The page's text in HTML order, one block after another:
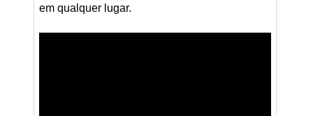
em qualquer lugar.